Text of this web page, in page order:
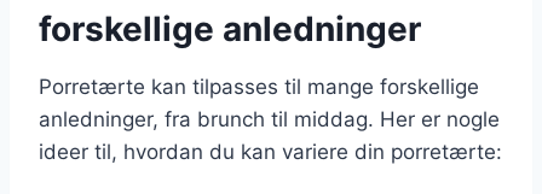
forskellige anledninger
Porretærte kan tilpasses til mange forskellige
anledninger, fra brunch til middag. Her er nogle
ideer til, hvordan du kan variere din porretærte: